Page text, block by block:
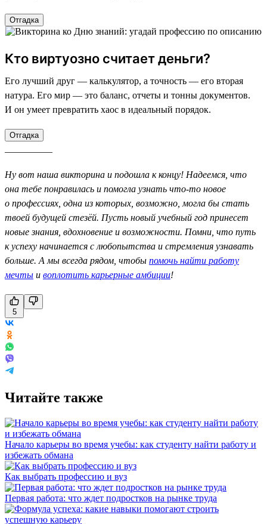
Отгадка
Кто виртуозно считает деньги?
Его лучший друг — калькулятор, а точность — его вторая
натура. Его мир — это баланс, отчеты и тонны документов.
И он умеет превратить хаос в идеальный порядок.
Отгадка
Ну вот наша викторина и подошла к концу! Надеемся, что
она тебе понравилась и помогла узнать что-то новое
о профессиях, одна из которых, возможно, могла бы стать
твоей будущей стезёй. Пусть новый учебный год принесет
новые знания, вдохновение и возможности. Помни, что путь
к успеху начинается с любопытства и стремления узнавать
больше. А мы всегда рядом, чтобы помочь найти работу
мечты и воплотить карьерные амбиции!
5
Читайте также
Начало карьеры во время учебы: как студенту найти работу и
избежать обмана
Как выбрать профессию и вуз
Первая работа: что ждет подростков на рынке труда